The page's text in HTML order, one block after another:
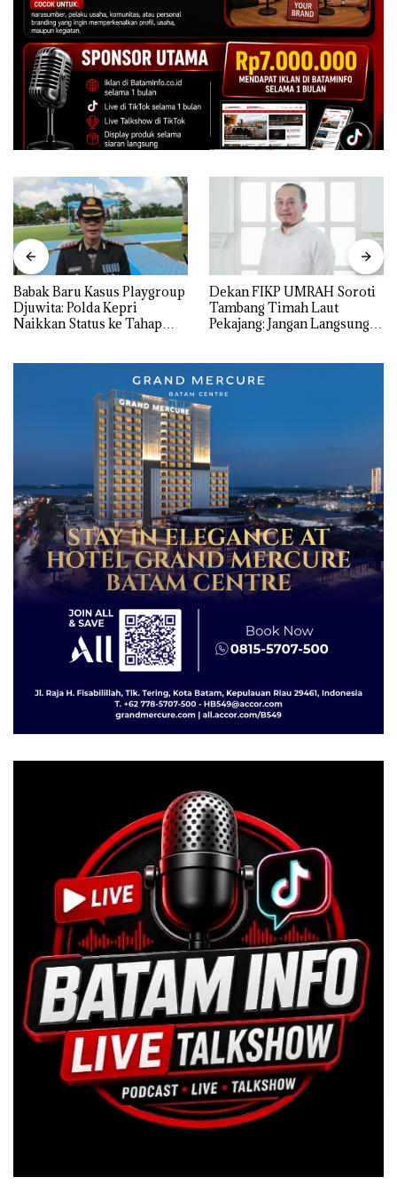
Babak Baru Kasus Playgroup
Djuwita: Polda Kepri
Naikkan Status ke Tahap
Dekan FIKP UMRAH Soroti
Tambang Timah Laut
Pekajang: Jangan Langsung
Lingkungannya